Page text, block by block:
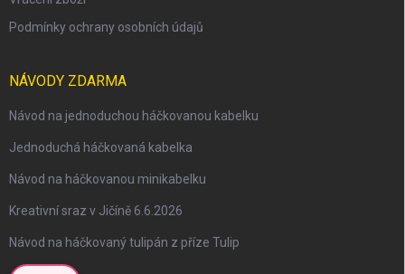
Podmínky ochrany osobních údajů
NÁVODY ZDARMA
Návod na jednoduchou háčkovanou kabelku
Jednoduchá háčkovaná kabelka
Návod na háčkovanou minikabelku
Kreativní sraz v Jičíně 6.6.2026
Návod na háčkovaný tulipán z příze Tulip